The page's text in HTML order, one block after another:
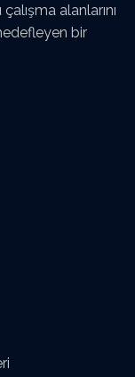
alanlarını
bir